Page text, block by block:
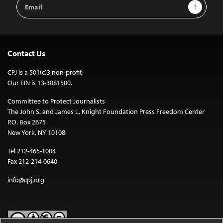
Address
Sign Up
Contact Us
CPJ is a 501(c)3 non-profit.
Our EIN is 13-3081500.
Committee to Protect Journalists
The John S. and James L. Knight Foundation Press Freedom Center
P.O. Box 2675
New York, NY 10108
Tel 212-465-1004
Fax 212-214-0640
info@cpj.org